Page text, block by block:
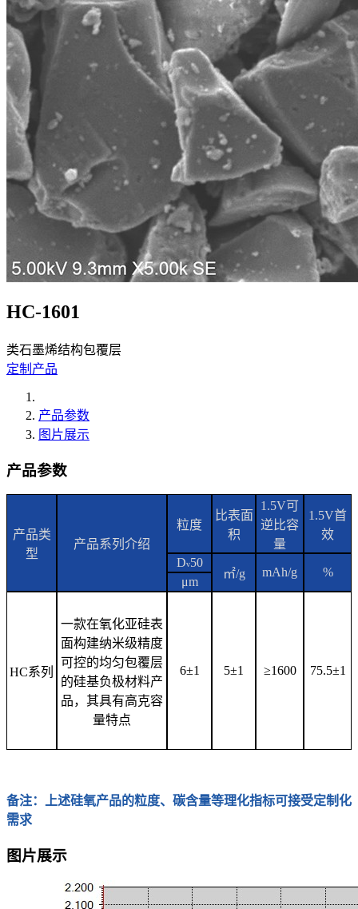
HC-1601
类石墨烯结构包覆层
定制产品
产品参数
图片展示
产品参数
产品类
型
产品系列介绍
粒度
比表面
积
1.5V可
逆比容
量
1.5V首
效
Dv50
㎡/g mAh/g %
μm
HC系列
一款在氧化亚硅表
面构建纳米级精度
可控的均匀包覆层
的硅基负极材料产
品，其具有高克容
量特点
6±1 5±1 ≥1600 75.5±1
备注：上述硅氧产品的粒度、碳含量等理化指标可接受定制化
需求
图片展示